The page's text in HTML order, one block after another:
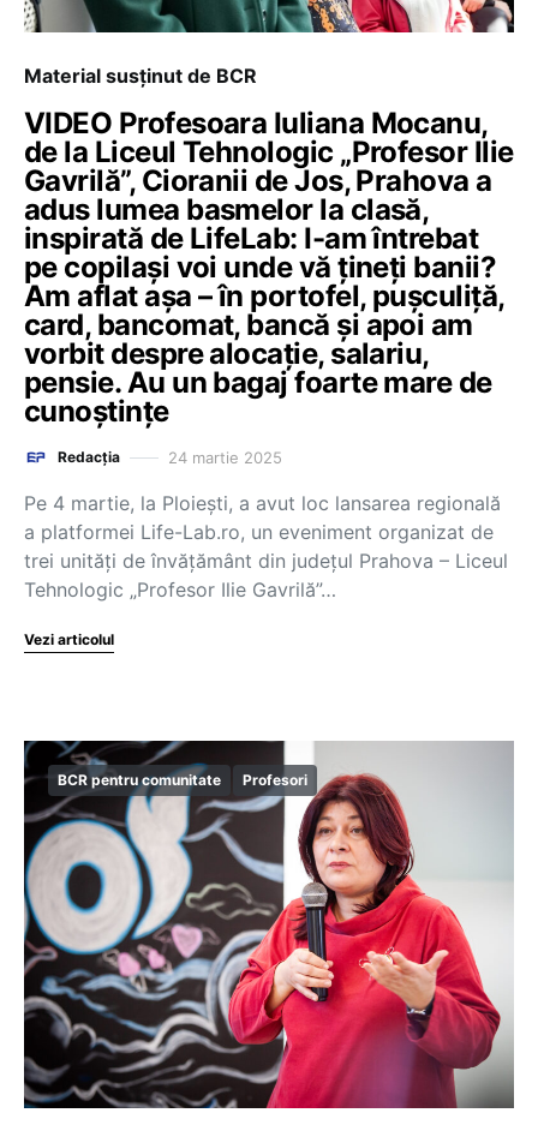
Material susținut de BCR
VIDEO Profesoara Iuliana Mocanu,
de la Liceul Tehnologic „Profesor Ilie
Gavrilă”, Cioranii de Jos, Prahova a
adus lumea basmelor la clasă,
inspirată de LifeLab: I-am întrebat
pe copilași voi unde vă țineți banii?
Am aflat așa – în portofel, pușculiță,
card, bancomat, bancă și apoi am
vorbit despre alocație, salariu,
pensie. Au un bagaj foarte mare de
cunoștințe
Redacția 24 martie 2025
Pe 4 martie, la Ploiești, a avut loc lansarea regională
a platformei Life-Lab.ro, un eveniment organizat de
trei unități de învățământ din județul Prahova – Liceul
Tehnologic „Profesor Ilie Gavrilă”…
Vezi articolul
BCR pentru comunitate Profesori